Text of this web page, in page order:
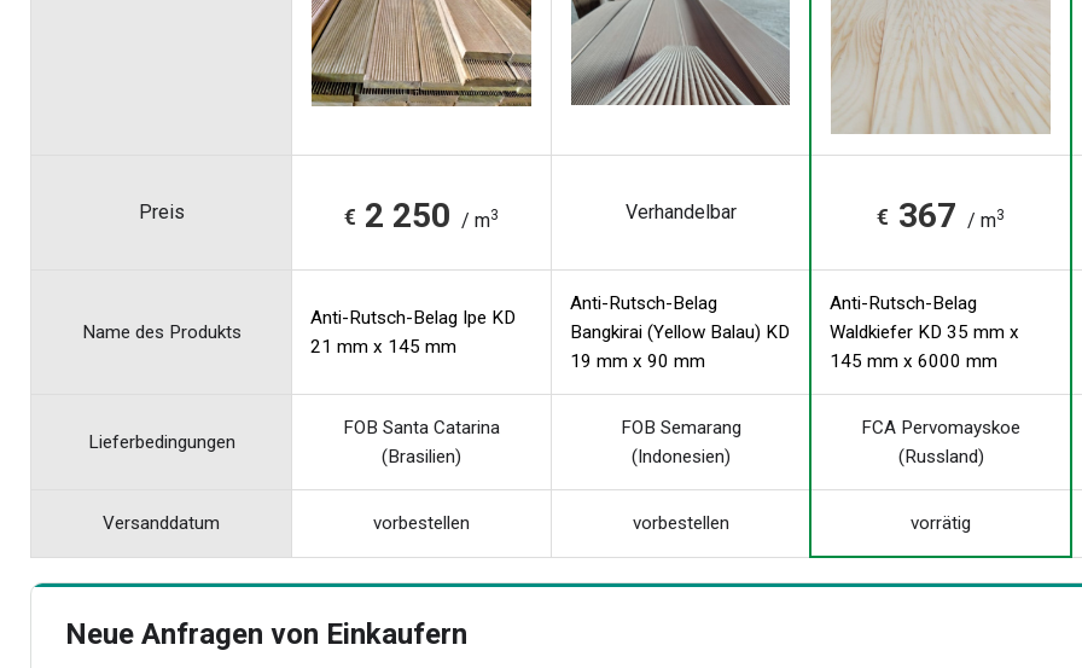
Preis € 2 250 / m3 Verhandelbar € 367 / m3
Name des Produkts
Anti-Rutsch-Belag Ipe KD
21 mm x 145 mm
Anti-Rutsch-Belag
Bangkirai (Yellow Balau) KD
19 mm x 90 mm
Anti-Rutsch-Belag
Waldkiefer KD 35 mm x
145 mm x 6000 mm
Lieferbedingungen
FOB Santa Catarina
(Brasilien)
FOB Semarang
(Indonesien)
FCA Pervomayskoe
(Russland)
Versanddatum vorbestellen vorbestellen vorrätig
Neue Anfragen von Einkaufern